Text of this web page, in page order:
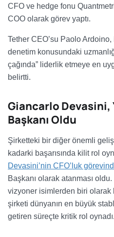
CFO ve hedge fonu
COO olarak görev yaptı.
Tether CEO’su Paolo Ardoino,
denetim konusundaki
çağında” liderlik etmeye en
belirtti.
Giancarlo
Başkanı Oldu
Şirketteki bir diğer önemli
kadarki başarısında kilit rol
Devasini’nin CFO’luk
Başkanı olarak atanması
vizyoner isimlerden biri
şirketi dünyanın en büyük
getiren süreçte kritik rol oynadı.